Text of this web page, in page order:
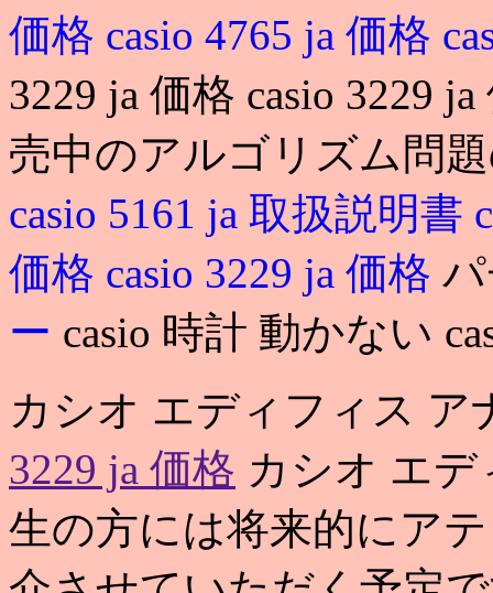
価格 casio 4765 ja 価格
3229 ja 価格 casio 3229
売中のアルゴリズム問
casio 5161 ja 取扱説明書
価格 casio 3229 ja 価格
ー casio 時計 動かない
カシオ エディフィス
3229 ja 価格 カシオ エ
生の方には将来的にア